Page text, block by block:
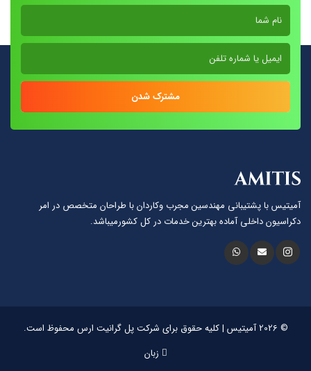
مشترک شدن
آمیتیس با پشتيبانى مهندسين مجرب وكاردان با طراحان متخصص در امر
دكراسيون داخلى آماده بهترين خدمات در كل كشورمیباشد.
© 2026 آمیتیس | کلیه حقوق برای شرکت پل گرانیت ارس محفوظ است.
زبان